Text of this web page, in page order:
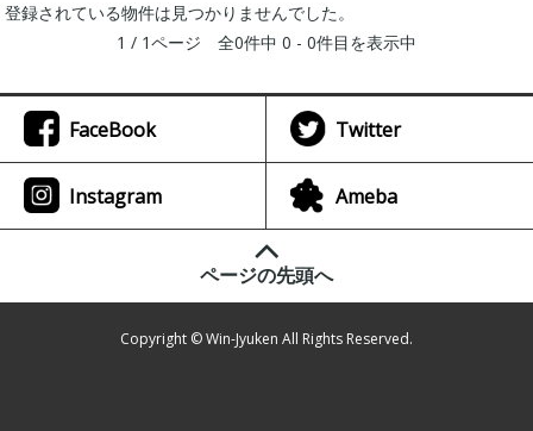
登録されている物件は見つかりませんでした。
1 / 1ページ 全0件中 0 - 0件目を表示中
FaceBook Twitter
Instagram Ameba
ページの先頭へ
Copyright © Win-Jyuken All Rights Reserved.